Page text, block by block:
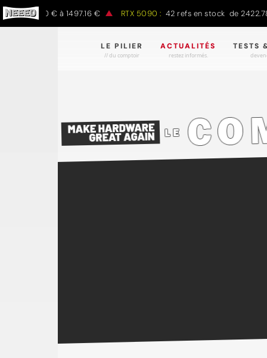
797.00 € à 1497.16 € RTX 5090 : 42 refs en stock de 2422.78
LE PILIER
// du comptoir
ACTUALITÉS
restez informés.
TESTS